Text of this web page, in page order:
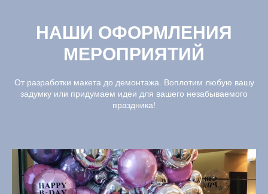
НАШИ ОФОРМЛЕНИЯ
МЕРОПРИЯТИЙ
От разработки макета до демонтажа. Воплотим любую вашу
задумку или придумаем идеи для вашего незабываемого
праздника!